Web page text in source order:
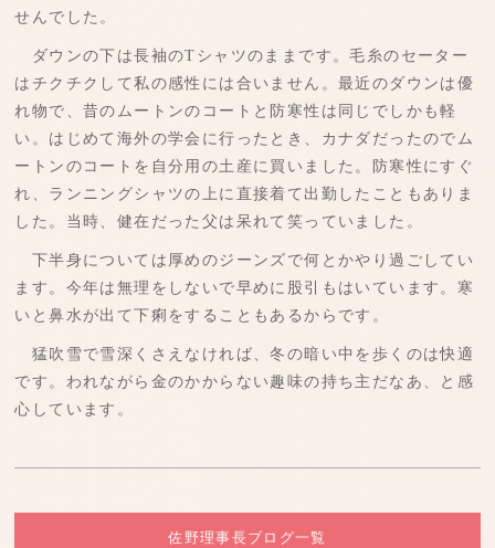
せんでした。
ダウンの下は長袖のTシャツのままです。毛糸のセーター
はチクチクして私の感性には合いません。最近のダウンは優
れ物で、昔のムートンのコートと防寒性は同じでしかも軽
い。はじめて海外の学会に行ったとき、カナダだったのでム
ートンのコートを自分用の土産に買いました。防寒性にすぐ
れ、ランニングシャツの上に直接着て出勤したこともありま
した。当時、健在だった父は呆れて笑っていました。
下半身については厚めのジーンズで何とかやり過ごしてい
ます。今年は無理をしないで早めに股引もはいています。寒
いと鼻水が出て下痢をすることもあるからです。
猛吹雪で雪深くさえなければ、冬の暗い中を歩くのは快適
です。われながら金のかからない趣味の持ち主だなあ、と感
心しています。
佐野理事長ブログ一覧